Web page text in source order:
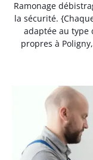
Ramonage
la sécurité.
adaptée au type
propres à